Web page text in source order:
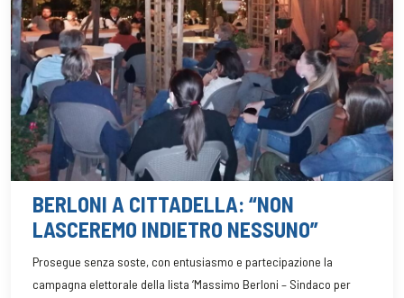
BERLONI A CITTADELLA: “NON
LASCEREMO INDIETRO NESSUNO”
Prosegue senza soste, con entusiasmo e partecipazione la
campagna elettorale della lista ‘Massimo Berloni – Sindaco per